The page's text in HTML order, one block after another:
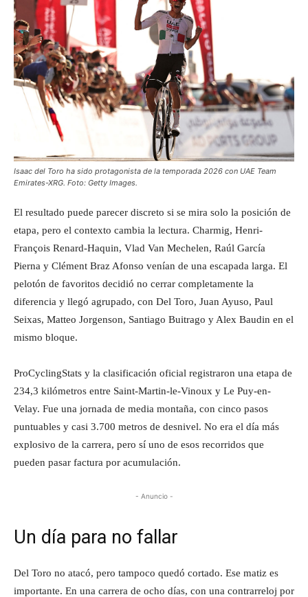
Isaac del Toro ha sido protagonista de la temporada 2026 con UAE Team
Emirates-XRG. Foto: Getty Images.
El resultado puede parecer discreto si se mira solo la posición de
etapa, pero el contexto cambia la lectura. Charmig, Henri-
François Renard-Haquin, Vlad Van Mechelen, Raúl García
Pierna y Clément Braz Afonso venían de una escapada larga. El
pelotón de favoritos decidió no cerrar completamente la
diferencia y llegó agrupado, con Del Toro, Juan Ayuso, Paul
Seixas, Matteo Jorgenson, Santiago Buitrago y Alex Baudin en el
mismo bloque.
ProCyclingStats y la clasificación oficial registraron una etapa de
234,3 kilómetros entre Saint-Martin-le-Vinoux y Le Puy-en-
Velay. Fue una jornada de media montaña, con cinco pasos
puntuables y casi 3.700 metros de desnivel. No era el día más
explosivo de la carrera, pero sí uno de esos recorridos que
pueden pasar factura por acumulación.
- Anuncio -
Un día para no fallar
Del Toro no atacó, pero tampoco quedó cortado. Ese matiz es
importante. En una carrera de ocho días, con una contrarreloj por